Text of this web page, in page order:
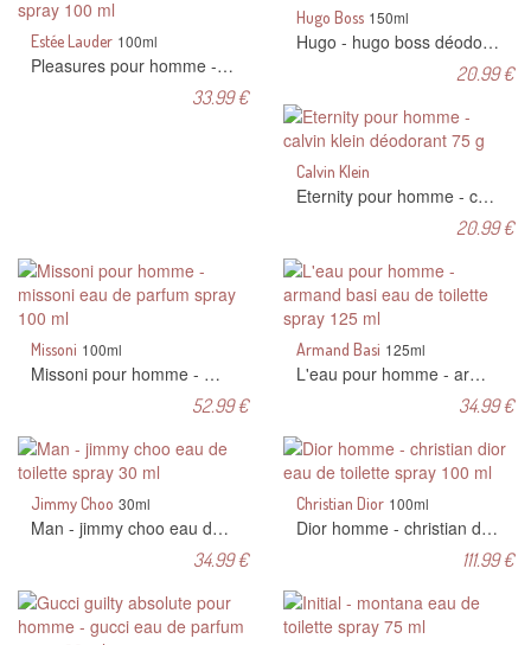
Estée Lauder 100ml
Pleasures pour homme - estée lauder eau de cologne spray 100 ml
33.99 €
Hugo Boss 150ml
Hugo - hugo boss déodorant 150 ml
20.99 €
Calvin Klein
Eternity pour homme - calvin klein déodorant 75 g
20.99 €
Missoni 100ml
Missoni pour homme - missoni eau de parfum spray 100 ml
52.99 €
Armand Basi 125ml
L'eau pour homme - armand basi eau de toilette spray 125 ml
34.99 €
Jimmy Choo 30ml
Man - jimmy choo eau de toilette spray 30 ml
34.99 €
Christian Dior 100ml
Dior homme - christian dior eau de toilette spray 100 ml
111.99 €